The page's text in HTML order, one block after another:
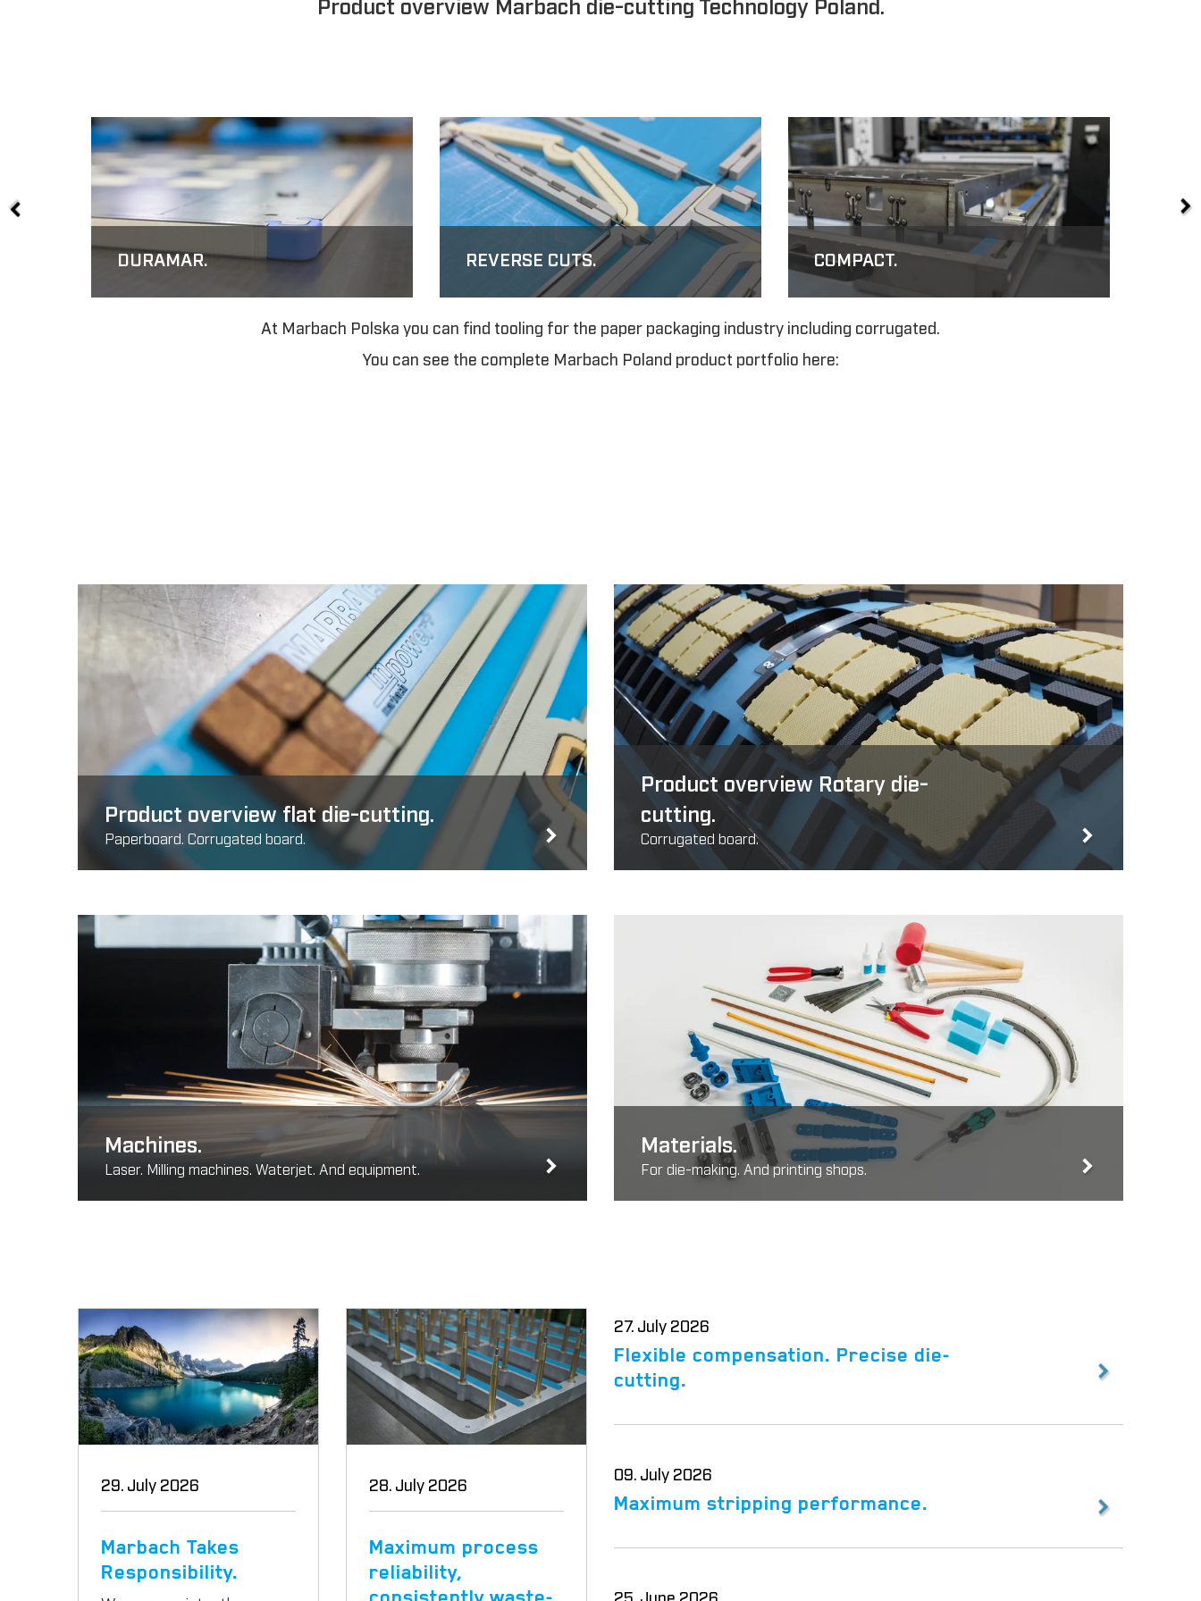
DURAMAR. REVERSE CUTS. COMPACT.
At Marbach Polska you can find tooling for the paper packaging industry including corrugated.
You can see the complete Marbach Poland product portfolio here:
Product overview flat die-cutting.
Paperboard. Corrugated board.
Machines.
Laser. Milling machines. Waterjet. And equipment.
Product overview Rotary die-
cutting.
Corrugated board.
Materials.
For die-making. And printing shops.
29. July 2026
Marbach Takes
Responsibility.
28. July 2026
Maximum process
reliability,
27. July 2026
Flexible compensation. Precise die-
cutting.
09. July 2026
Maximum stripping performance.
25. June 2026